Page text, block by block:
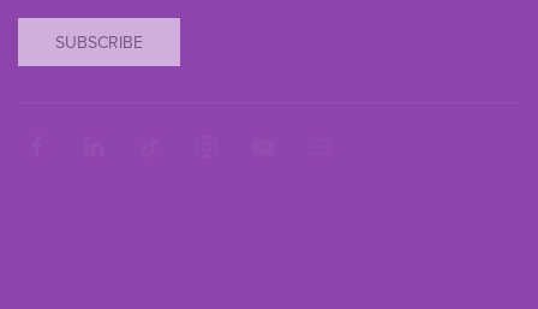
SUBSCRIBE